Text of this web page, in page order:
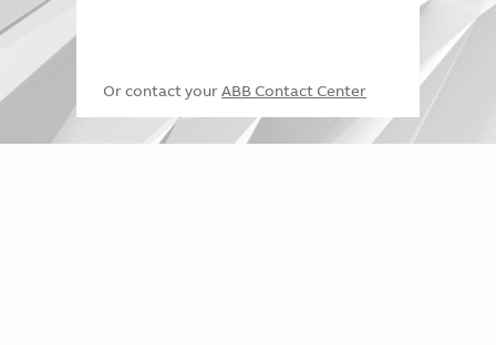
Or contact your ABB Contact Center